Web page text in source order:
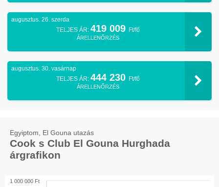
augusztus. 26. szerda
TELJES ÁR: 419 009 Ft/fő
ÁRELLENŐRZÉS
augusztus. 30. vasárnap
TELJES ÁR: 444 230 Ft/fő
ÁRELLENŐRZÉS
Egyiptom, El Gouna utazás
Cook s Club El Gouna Hurghada
árgrafikon
1 000 000 Ft